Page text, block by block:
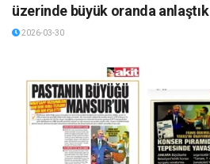
üzerinde büyük oranda anlaştık
2026-03-30